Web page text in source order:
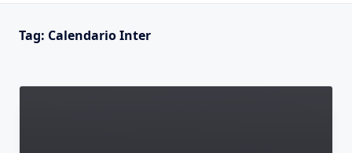
Tag: Calendario Inter